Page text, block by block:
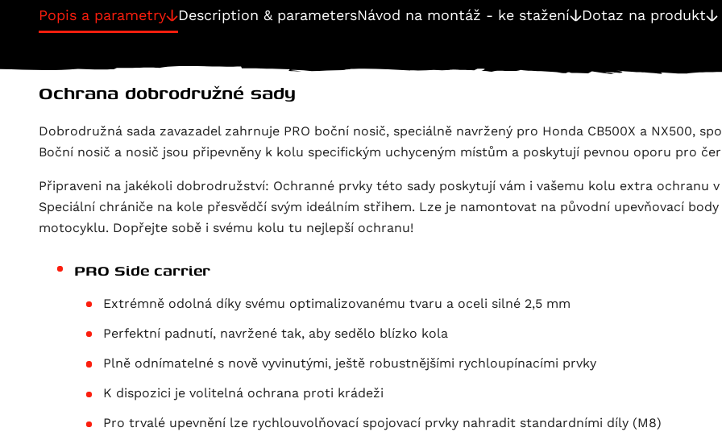
Popis a parametry Description & parametersNávod na montáž - ke stažení Dotaz na produkt
Ochrana dobrodružné sady
Dobrodružná sada zavazadel zahrnuje PRO boční nosič, speciálně navržený pro Honda CB500X a NX500,
Boční nosič a nosič jsou připevněny k kolu specifickým uchyceným místům a poskytují pevnou oporu pro
Připraveni na jakékoli dobrodružství: Ochranné prvky této sady poskytují vám i vašemu kolu extra ochranu
Speciální chrániče na kole přesvědčí svým ideálním střihem. Lze je namontovat na původní upevňovací
motocyklu. Dopřejte sobě i svému kolu tu nejlepší ochranu!
PRO Side carrier
Extrémně odolná díky svému optimalizovanému tvaru a oceli silné 2,5 mm
Perfektní padnutí, navržené tak, aby sedělo blízko kola
Plně odnímatelné s nově vyvinutými, ještě robustnějšími rychloupínacími prvky
K dispozici je volitelná ochrana proti krádeži
Pro trvalé upevnění lze rychlouvolňovací spojovací prvky nahradit standardními díly (M8)